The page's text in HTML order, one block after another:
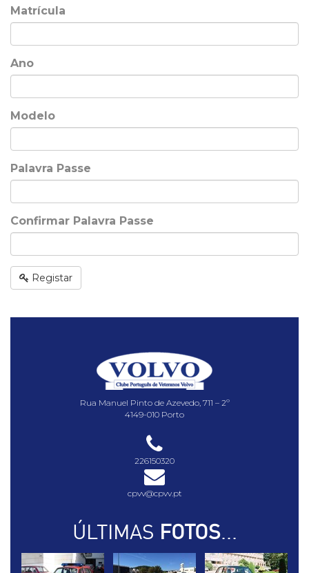
Matrícula
Ano
Modelo
Palavra Passe
Confirmar Palavra Passe
Registar
Rua Manuel Pinto de Azevedo, 711 – 2º
4149-010 Porto
226150320
cpvv@cpvv.pt
ÚLTIMAS FOTOS...